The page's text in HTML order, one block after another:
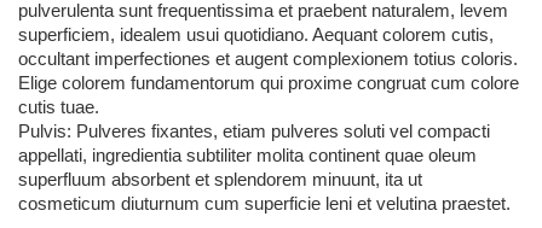
pulverulenta sunt frequentissima et praebent naturalem, levem
superficiem, idealem usui quotidiano. Aequant colorem cutis,
occultant imperfectiones et augent complexionem totius coloris.
Elige colorem fundamentorum qui proxime congruat cum colore
cutis tuae.
Pulvis: Pulveres fixantes, etiam pulveres soluti vel compacti
appellati, ingredientia subtiliter molita continent quae oleum
superfluum absorbent et splendorem minuunt, ita ut
cosmeticum diuturnum cum superficie leni et velutina praestet.